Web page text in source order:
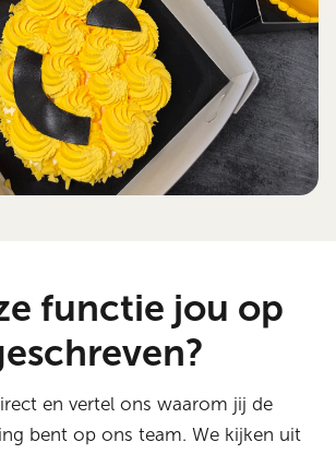
functie jou op
en vertel ons waarom jij de
bent op ons team. We kijken uit